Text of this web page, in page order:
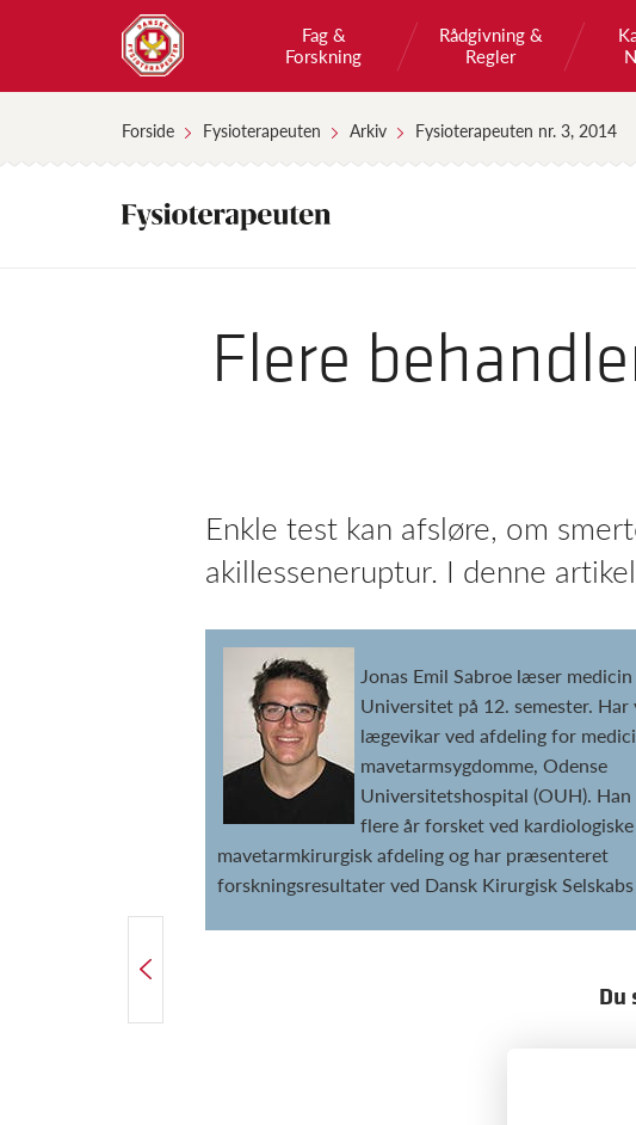
Fag &
Forskning
Rådgivning &
Regler
Forside Fysioterapeuten Arkiv Fysioterapeuten nr. 3, 2014
Flere
Enkle test kan afsløre, om
akillesseneruptur. I denne
Jonas Emil Sabroe læser
Universitet på 12. semester.
lægevikar ved afdeling for
mavetarmsygdomme, Odense
Universitetshospital (OUH). Han
flere år forsket ved
mavetarmkirurgisk afdeling og har præsenteret
forskningsresultater ved Dansk Kirurgisk
Du